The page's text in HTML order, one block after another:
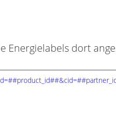
Energielabels dort